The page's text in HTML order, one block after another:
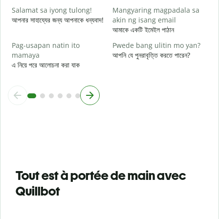
Salamat sa iyong tulong!
আপনার সাহায্যের জন্য আপনাকে ধন্যবাদ!
Mangyaring magpadala sa
akin ng isang email
আমাকে একটি ইমেইল পাঠান
Pag-usapan natin ito
mamaya
এ নিয়ে পরে আলোচনা করা যাক
Pwede bang ulitin mo yan?
আপনি যে পুনরাবৃত্তি করতে পারেন?
Tout est à portée de main avec
Quillbot